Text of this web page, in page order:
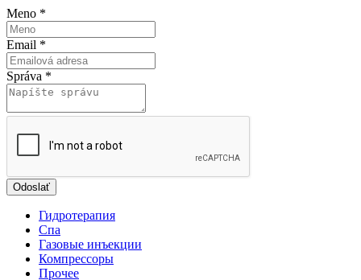
Meno *
Email *
Správa *
Odoslať
Гидротерапия
Спа
Газовые инъекции
Компрессоры
Прочеe